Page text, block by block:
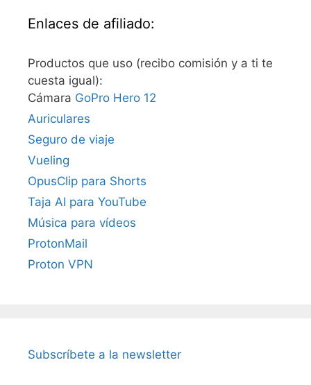
Enlaces de afiliado:
Productos que uso (recibo comisión y a ti te
cuesta igual):
Cámara GoPro Hero 12
Auriculares
Seguro de viaje
Vueling
OpusClip para Shorts
Taja AI para YouTube
Música para vídeos
ProtonMail
Proton VPN
Subscríbete a la newsletter